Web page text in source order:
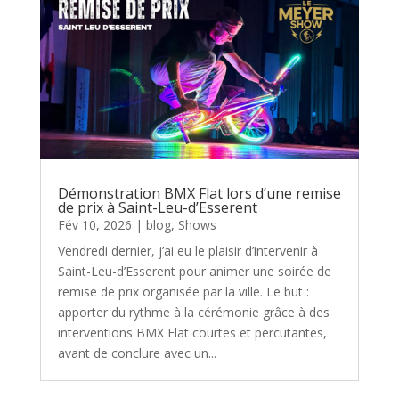
Démonstration BMX Flat lors d’une remise
de prix à Saint-Leu-d’Esserent
Fév 10, 2026 | blog, Shows
Vendredi dernier, j’ai eu le plaisir d’intervenir à
Saint-Leu-d’Esserent pour animer une soirée de
remise de prix organisée par la ville. Le but :
apporter du rythme à la cérémonie grâce à des
interventions BMX Flat courtes et percutantes,
avant de conclure avec un...